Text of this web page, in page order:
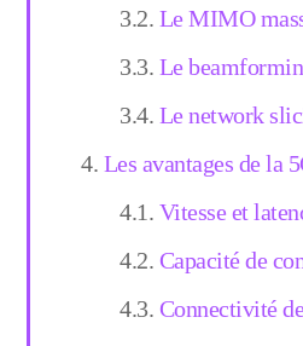
Le MIMO
Le
Le network
Les avantages de la
Vitesse et
Capacité de
Connectivité